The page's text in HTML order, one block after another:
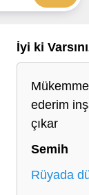
İyi ki
ederim
çıkar
Semih
Rüyada